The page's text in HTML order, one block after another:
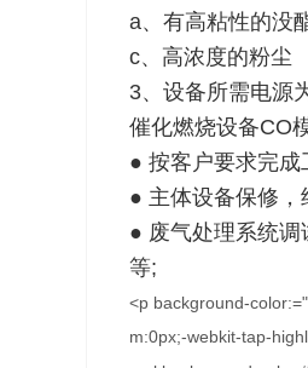
a、有高粘性的没
c、高浓度的粉尘
3、设备所需电源
催化燃烧设备CO
● 按客户要求完
● 主体设备保修
● 废气处理系统
等;
<p background-
m:0px;-webkit-tap-